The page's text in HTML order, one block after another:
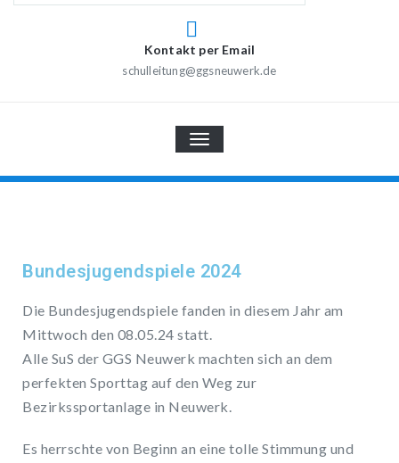
Kontakt per Email
schulleitung@ggsneuwerk.de
TOGGLE
NAVIGATION
Bundesjugendspiele 2024
Die Bundesjugendspiele fanden in diesem Jahr am
Mittwoch den 08.05.24 statt.
Alle SuS der GGS Neuwerk machten sich an dem
perfekten Sporttag auf den Weg zur
Bezirkssportanlage in Neuwerk.
Es herrschte von Beginn an eine tolle Stimmung und